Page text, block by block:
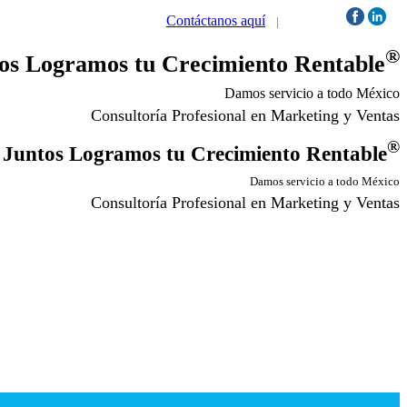
Contáctanos aquí |
Logramos tu Crecimiento Rentable®
Damos servicio a todo México
Consultoría Profesional en Marketing y Ventas
Juntos Logramos tu Crecimiento Rentable®
Damos servicio a todo México
Consultoría Profesional en Marketing y Ventas